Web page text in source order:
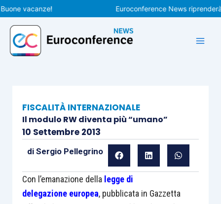
Vai
al
contenuto
vacanze! Euroconference News riprenderà le
FISCALITÀ INTERNAZIONALE
Il modulo RW diventa più “umano”
10 Settembre 2013
di Sergio Pellegrino
Con l’emanazione della legge di
delegazioneeuropea, pubblicata in Gazzetta